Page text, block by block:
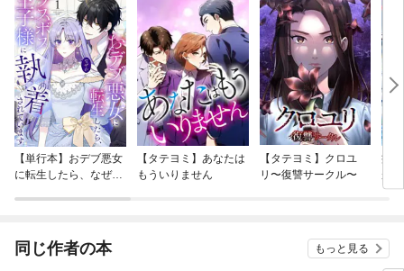
【単行本】おデブ悪女
に転生したら、なぜか
【タテヨミ】あなたは
もういりません
【タテヨミ】クロユ
リ〜復讐サークル〜
病
が
ぎ
同じ作者の本 もっと見る